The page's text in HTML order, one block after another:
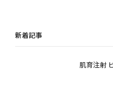
新着記事
肌育注射